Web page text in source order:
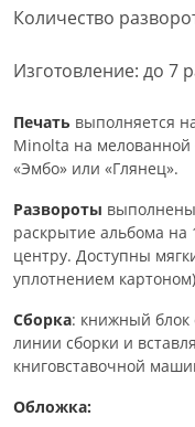
Количество
Изготовление: до 7
Печать выполняется
Minolta на мелованной
«Эмбо» или «Глянец».
Развороты
раскрытие альбома на
центру. Доступны
уплотнением
Сборка: книжный блок
линии сборки и
книговставочной
Обложка: